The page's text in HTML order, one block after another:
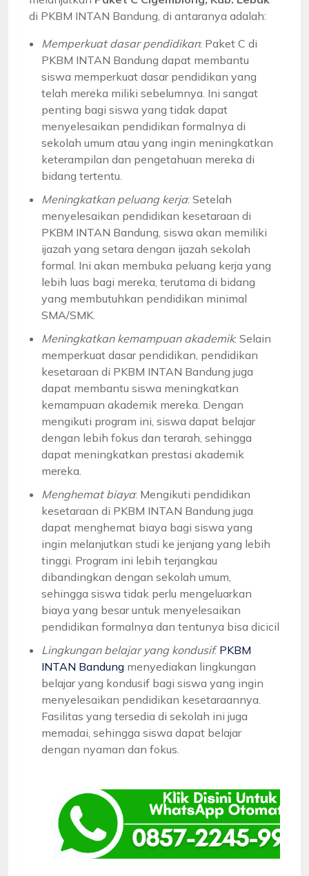
di PKBM INTAN Bandung, di antaranya adalah:
Memperkuat dasar pendidikan: Paket C di
PKBM INTAN Bandung dapat membantu
siswa memperkuat dasar pendidikan yang
telah mereka miliki sebelumnya. Ini sangat
penting bagi siswa yang tidak dapat
menyelesaikan pendidikan formalnya di
sekolah umum atau yang ingin meningkatkan
keterampilan dan pengetahuan mereka di
bidang tertentu.
Meningkatkan peluang kerja: Setelah
menyelesaikan pendidikan kesetaraan di
PKBM INTAN Bandung, siswa akan memiliki
ijazah yang setara dengan ijazah sekolah
formal. Ini akan membuka peluang kerja yang
lebih luas bagi mereka, terutama di bidang
yang membutuhkan pendidikan minimal
SMA/SMK.
Meningkatkan kemampuan akademik: Selain
memperkuat dasar pendidikan, pendidikan
kesetaraan di PKBM INTAN Bandung juga
dapat membantu siswa meningkatkan
kemampuan akademik mereka. Dengan
mengikuti program ini, siswa dapat belajar
dengan lebih fokus dan terarah, sehingga
dapat meningkatkan prestasi akademik
mereka.
Menghemat biaya: Mengikuti pendidikan
kesetaraan di PKBM INTAN Bandung juga
dapat menghemat biaya bagi siswa yang
ingin melanjutkan studi ke jenjang yang lebih
tinggi. Program ini lebih terjangkau
dibandingkan dengan sekolah umum,
sehingga siswa tidak perlu mengeluarkan
biaya yang besar untuk menyelesaikan
pendidikan formalnya dan tentunya bisa dicicil
Lingkungan belajar yang kondusif: PKBM
INTAN Bandung menyediakan lingkungan
belajar yang kondusif bagi siswa yang ingin
menyelesaikan pendidikan kesetaraannya.
Fasilitas yang tersedia di sekolah ini juga
memadai, sehingga siswa dapat belajar
dengan nyaman dan fokus.